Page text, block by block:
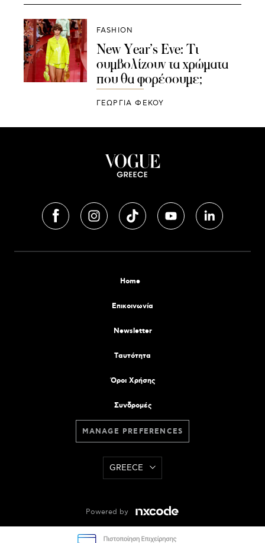
FASHION
New Year’s Eve: Τι
συμβολίζουν τα χρώματα
που θα φορέσουμε;
ΓΕΩΡΓΙΑ ΦΕΚΟΥ
Home
Επικοινωνία
Newsletter
Tαυτότητα
Όροι Χρήσης
Συνδρομές
MANAGE PREFERENCES
GREECE
Powered by